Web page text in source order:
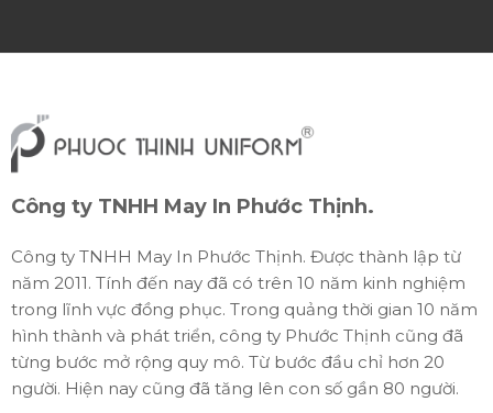
Công ty TNHH May In Phước Thịnh.
Công ty TNHH May In Phước Thịnh. Được thành lập từ
năm 2011. Tính đến nay đã có trên 10 năm kinh nghiệm
trong lĩnh vực đồng phục. Trong quảng thời gian 10 năm
hình thành và phát triển, công ty Phước Thịnh cũng đã
từng bước mở rộng quy mô. Từ bước đầu chỉ hơn 20
người. Hiện nay cũng đã tăng lên con số gần 80 người.